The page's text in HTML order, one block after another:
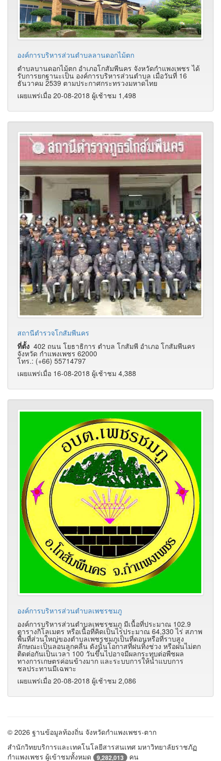
องค์การบริหารส่วนตําบลลานดอกไม้ตก
ตำบลบานดอกไม้ตก อำเภอโกสัมพีนคร จังหวัดกำแพงเพชร ได้
รับการยกฐานะเป็น องค์การบริหารส่วนตำบล เมื่อวันที่ 16
ธันวาคม 2539 ตามประกาศกระทรวงมหาดไทย
เผยแพร่เมื่อ 20-08-2018 ผู้เช้าชม 1,498
สถานีตำรวจโกสัมพีนคร
ที่ตั้ง 402 ถนน โยธาธิการ ตำบล โกสัมพี อำเภอ โกสัมพีนคร
จังหวัด กำแพงเพชร 62000
โทร.: (+66) 55714797
เผยแพร่เมื่อ 16-08-2018 ผู้เช้าชม 4,388
องค์การบริหารส่วนตำบลเพชรชมภู
องค์การบริหารส่วนตำบลเพชรชมภู มีเนื้อที่ประมาณ 102.9
ตารางกิโลเมตร หรือเนื้อที่คิดเป็นไร่ประมาณ 64,330 ไร่ สภาพ
พื้นที่ส่วนใหญ่ของตำบลเพชรชมภูเป็นที่ดอนหรือที่ราบสูง
ลักษณะเป็นลอนลูกคลื่น ดังนั้นโอกาสที่ฝนทิ้งช่วง หรือฝนไม่ตก
ติดต่อกันเป็นเวลา 100 วันขึ้นไปอาจมีผลกระทบต่อพืชผล
ทางการเกษตรค่อนข้างมาก และระบบการให้น้ำแบบการ
ชลประทานมีเฉพาะ
เผยแพร่เมื่อ 20-08-2018 ผู้เช้าชม 2,086
© 2026 ฐานข้อมูลท้องถิ่น จังหวัดกำแพงเพชร-ตาก
สำนักวิทยบริการและเทคโนโลยีสารสนเทศ มหาวิทยาลัยราชภัฏ
กำแพงเพชร ผู้เข้าชมทั้งหมด
9,282,013 คน